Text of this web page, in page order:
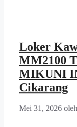
Loker
MM2100
MIKUNI
Cikarang
Mei 31, 2026 oleh